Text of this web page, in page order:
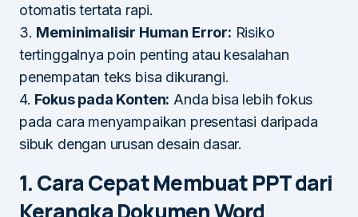
otomatis tertata rapi.
3. Meminimalisir Human Error: Risiko
tertinggalnya poin penting atau kesalahan
penempatan teks bisa dikurangi.
4. Fokus pada Konten: Anda bisa lebih fokus
pada cara menyampaikan presentasi daripada
sibuk dengan urusan desain dasar.
1. Cara Cepat Membuat PPT dari